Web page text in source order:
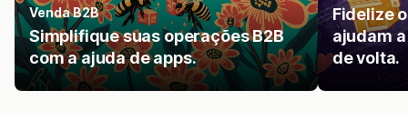
Venda B2B
Simplifique suas operações B2B
com a ajuda de apps.
Fidelize
ajudam
de volta.